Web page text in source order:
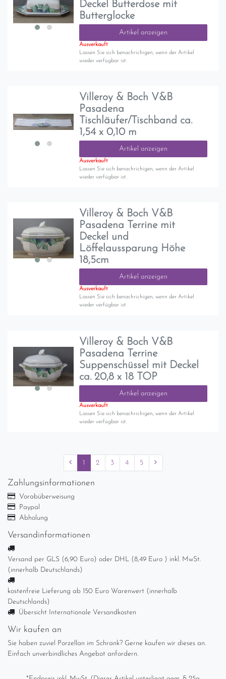
Deckel Butterdose mit
Butterglocke
Artikel anzeigen
Ausverkauft
Lassen Sie sich benachrichigen, wenn der Artikel
wieder verfügbar ist.
Villeroy & Boch V&B
Pasadena
Tischläufer/Tischband ca.
1,54 x 0,10 m
Artikel anzeigen
Ausverkauft
Lassen Sie sich benachrichigen, wenn der Artikel
wieder verfügbar ist.
Villeroy & Boch V&B
Pasadena Terrine mit
Deckel und
Löffelaussparung Höhe
18,5cm
Artikel anzeigen
Ausverkauft
Lassen Sie sich benachrichigen, wenn der Artikel
wieder verfügbar ist.
Villeroy & Boch V&B
Pasadena Terrine
Suppenschüssel mit Deckel
ca. 20,8 x 18 TOP
Artikel anzeigen
Ausverkauft
Lassen Sie sich benachrichigen, wenn der Artikel
wieder verfügbar ist.
1 2 3 4 5
Zahlungsinformationen
Vorabüberweisung
Paypal
Abholung
Versandinformationen
Versand per GLS (6,90 Euro) oder DHL (8,49 Euro ) inkl. MwSt.
(innerhalb Deutschlands)
kostenfreie Lieferung ab 150 Euro Warenwert (innerhalb
Deutschlands)
Übersicht Internationale Versandkosten
Wir kaufen an
Sie haben zuviel Porzellan im Schrank? Gerne kaufen wir dieses an.
Einfach unverbindliches Angebot anfordern.